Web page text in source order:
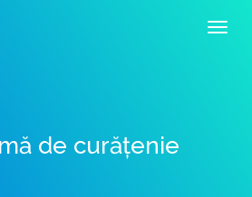
de curățenie